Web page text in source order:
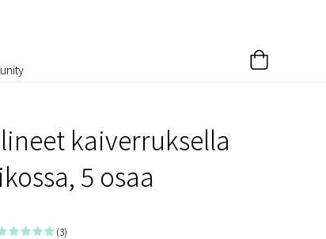
kaiverruksella
5 osaa
(3)